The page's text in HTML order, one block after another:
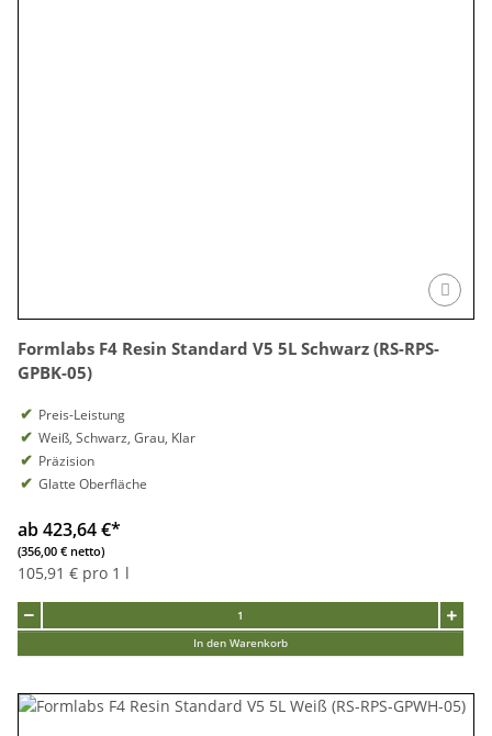
Formlabs F4 Resin Standard V5 5L Schwarz (RS-RPS-
GPBK-05)
Preis-Leistung
Weiß, Schwarz, Grau, Klar
Präzision
Glatte Oberfläche
ab 423,64 €*
(356,00 € netto)
105,91 € pro 1 l
In den Warenkorb